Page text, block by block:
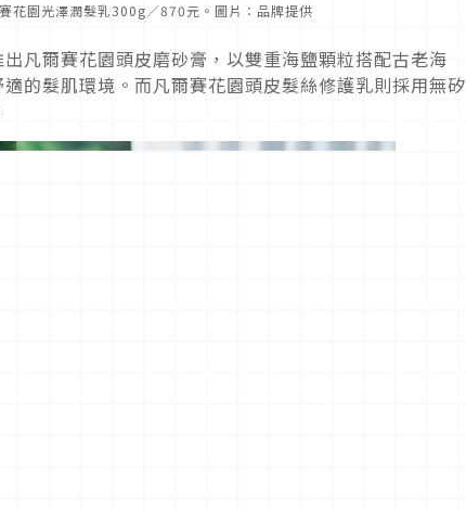
花園光澤潤髮乳300g／870元。圖片：品牌提供
凡爾賽花園頭皮磨砂膏，以雙重海鹽顆粒搭配古老海
的髮肌環境。而凡爾賽花園頭皮髮絲修護乳則採用無矽